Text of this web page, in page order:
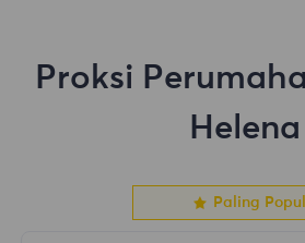
Proksi
Helena
Paling